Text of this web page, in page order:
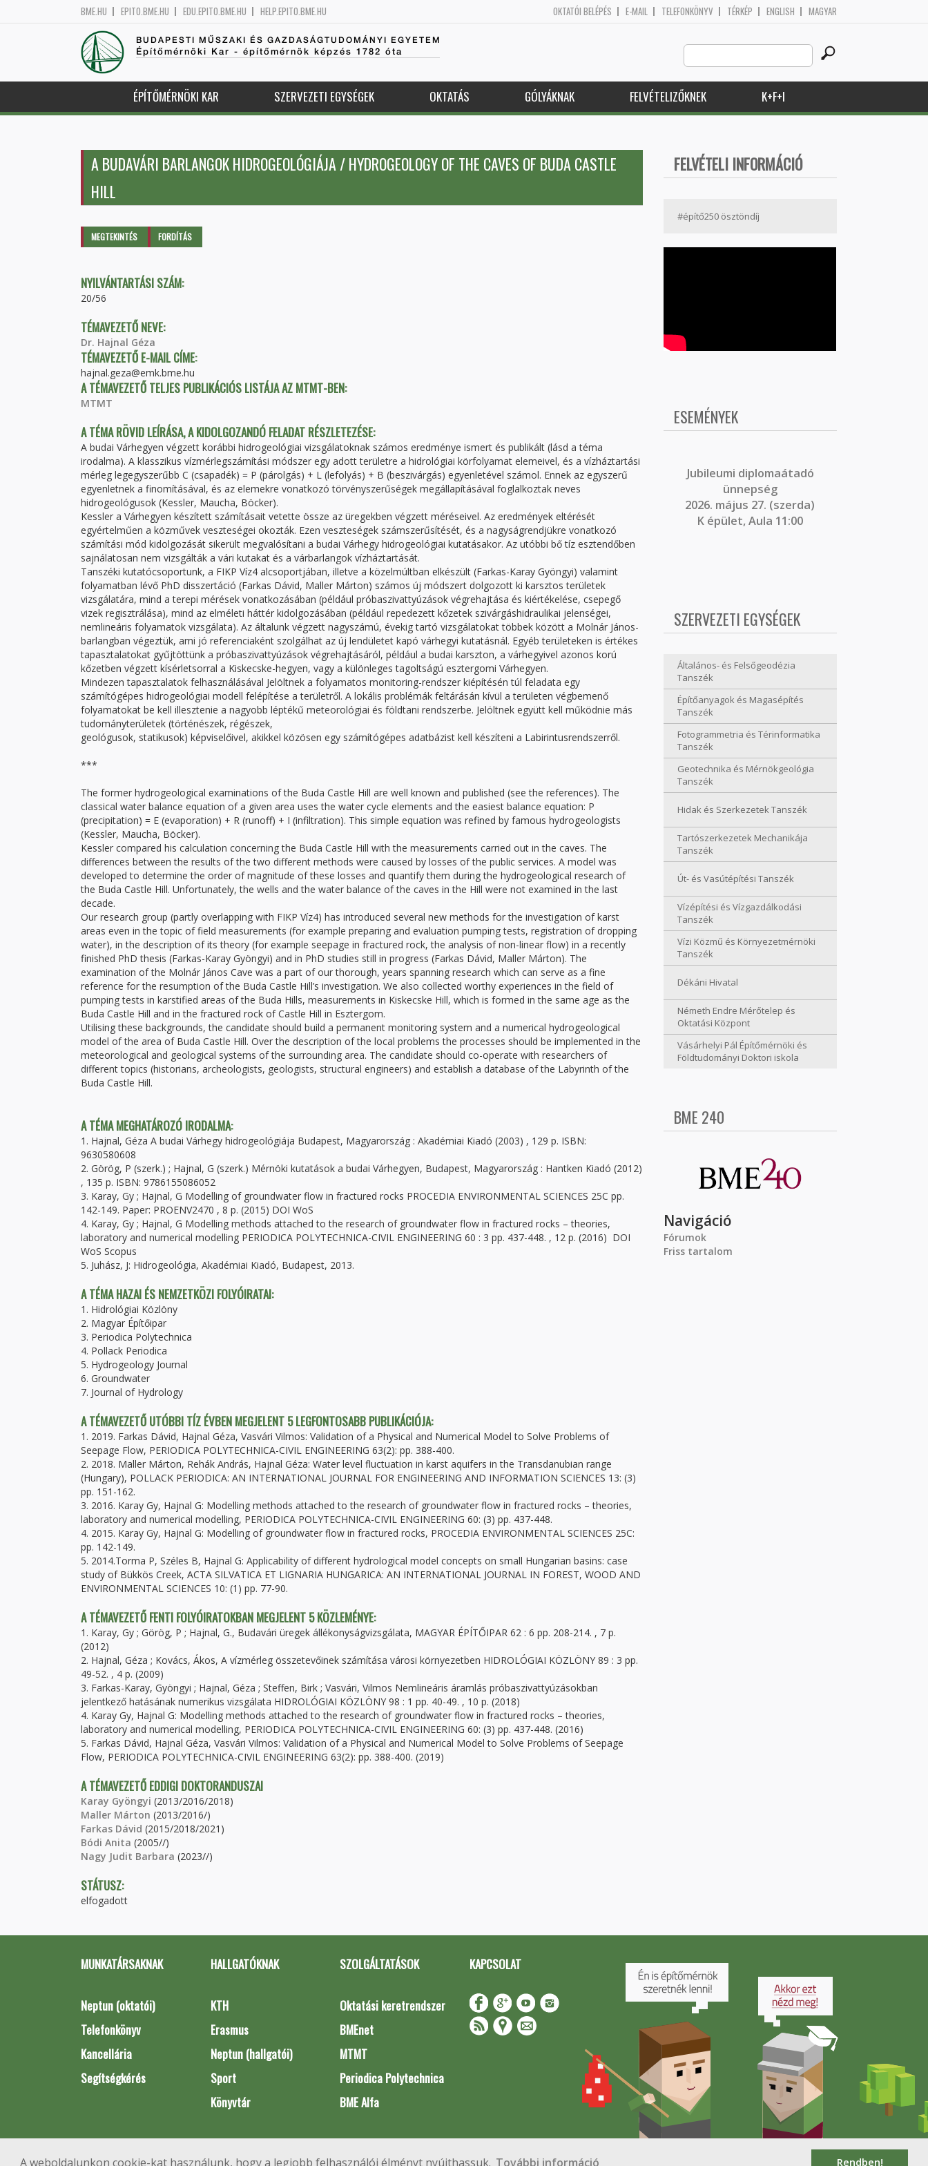
A weboldalunkon cookie-kat használunk, hogy a legjobb felhasználói élményt nyújthassuk. További információ Rendben!
BME.HU EPITO.BME.HU EDU.EPITO.BME.HU HELP.EPITO.BME.HU OKTATÓI BELÉPÉS E-MAIL TELEFONKÖNYV TÉRKÉP ENGLISH MAGYAR
BUDAPESTI MŰSZAKI ÉS GAZDASÁGTUDOMÁNYI EGYETEM
Építőmérnöki Kar - építőmérnök képzés 1782 óta
Search
this
site
ÉPÍTŐMÉRNÖKI KAR SZERVEZETI EGYSÉGEK OKTATÁS GÓLYÁKNAK FELVÉTELIZŐKNEK K+F+I
A BUDAVÁRI BARLANGOK HIDROGEOLÓGIÁJA / HYDROGEOLOGY OF THE CAVES OF BUDA CASTLE
HILL
Elsődleges fülek
MEGTEKINTÉS (AKTÍVFORDÍTÁS
NYILVÁNTARTÁSI SZÁM:
20/56
TÉMAVEZETŐ NEVE:
Dr. Hajnal Géza
TÉMAVEZETŐ E-MAIL CÍME:
hajnal.geza@emk.bme.hu
A TÉMAVEZETŐ TELJES PUBLIKÁCIÓS LISTÁJA AZ MTMT-BEN:
MTMT
A TÉMA RÖVID LEÍRÁSA, A KIDOLGOZANDÓ FELADAT RÉSZLETEZÉSE:
A budai Várhegyen végzett korábbi hidrogeológiai vizsgálatoknak számos eredménye ismert és publikált (lásd a téma
irodalma). A klasszikus vízmérlegszámítási módszer egy adott területre a hidrológiai körfolyamat elemeivel, és a vízháztartási
mérleg legegyszerűbb C (csapadék) = P (párolgás) + L (lefolyás) + B (beszivárgás) egyenletével számol. Ennek az egyszerű
egyenletnek a finomításával, és az elemekre vonatkozó törvényszerűségek megállapításával foglalkoztak neves
hidrogeológusok (Kessler, Maucha, Böcker).
Kessler a Várhegyen készített számításait vetette össze az üregekben végzett méréseivel. Az eredmények eltérését
egyértelműen a közművek veszteségei okozták. Ezen veszteségek számszerűsítését, és a nagyságrendjükre vonatkozó
számítási mód kidolgozását sikerült megvalósítani a budai Várhegy hidrogeológiai kutatásakor. Az utóbbi bő tíz esztendőben
sajnálatosan nem vizsgálták a vári kutakat és a várbarlangok vízháztartását.
Tanszéki kutatócsoportunk, a FIKP Víz4 alcsoportjában, illetve a közelmúltban elkészült (Farkas-Karay Gyöngyi) valamint
folyamatban lévő PhD disszertáció (Farkas Dávid, Maller Márton) számos új módszert dolgozott ki karsztos területek
vizsgálatára, mind a terepi mérések vonatkozásában (például próbaszivattyúzások végrehajtása és kiértékelése, csepegő
vizek regisztrálása), mind az elméleti háttér kidolgozásában (például repedezett kőzetek szivárgáshidraulikai jelenségei,
nemlineáris folyamatok vizsgálata). Az általunk végzett nagyszámú, évekig tartó vizsgálatokat többek között a Molnár János-
barlangban végeztük, ami jó referenciaként szolgálhat az új lendületet kapó várhegyi kutatásnál. Egyéb területeken is értékes
tapasztalatokat gyűjtöttünk a próbaszivattyúzások végrehajtásáról, például a budai karszton, a várhegyivel azonos korú
kőzetben végzett kísérletsorral a Kiskecske-hegyen, vagy a különleges tagoltságú esztergomi Várhegyen.
Mindezen tapasztalatok felhasználásával Jelöltnek a folyamatos monitoring-rendszer kiépítésén túl feladata egy
számítógépes hidrogeológiai modell felépítése a területről. A lokális problémák feltárásán kívül a területen végbemenő
folyamatokat be kell illesztenie a nagyobb léptékű meteorológiai és földtani rendszerbe. Jelöltnek együtt kell működnie más
tudományterületek (történészek, régészek,
geológusok, statikusok) képviselőivel, akikkel közösen egy számítógépes adatbázist kell készíteni a Labirintusrendszerről.
***
The former hydrogeological examinations of the Buda Castle Hill are well known and published (see the references). The
classical water balance equation of a given area uses the water cycle elements and the easiest balance equation: P
(precipitation) = E (evaporation) + R (runoff) + I (infiltration). This simple equation was refined by famous hydrogeologists
(Kessler, Maucha, Böcker).
Kessler compared his calculation concerning the Buda Castle Hill with the measurements carried out in the caves. The
differences between the results of the two different methods were caused by losses of the public services. A model was
developed to determine the order of magnitude of these losses and quantify them during the hydrogeological research of
the Buda Castle Hill. Unfortunately, the wells and the water balance of the caves in the Hill were not examined in the last
decade.
Our research group (partly overlapping with FIKP Víz4) has introduced several new methods for the investigation of karst
areas even in the topic of field measurements (for example preparing and evaluation pumping tests, registration of dropping
water), in the description of its theory (for example seepage in fractured rock, the analysis of non-linear flow) in a recently
finished PhD thesis (Farkas-Karay Gyöngyi) and in PhD studies still in progress (Farkas Dávid, Maller Márton). The
examination of the Molnár János Cave was a part of our thorough, years spanning research which can serve as a fine
reference for the resumption of the Buda Castle Hill’s investigation. We also collected worthy experiences in the field of
pumping tests in karstified areas of the Buda Hills, measurements in Kiskecske Hill, which is formed in the same age as the
Buda Castle Hill and in the fractured rock of Castle Hill in Esztergom.
Utilising these backgrounds, the candidate should build a permanent monitoring system and a numerical hydrogeological
model of the area of Buda Castle Hill. Over the description of the local problems the processes should be implemented in the
meteorological and geological systems of the surrounding area. The candidate should co-operate with researchers of
different topics (historians, archeologists, geologists, structural engineers) and establish a database of the Labyrinth of the
Buda Castle Hill.
A TÉMA MEGHATÁROZÓ IRODALMA:
1. Hajnal, Géza A budai Várhegy hidrogeológiája Budapest, Magyarország : Akadémiai Kiadó (2003) , 129 p. ISBN:
9630580608
2. Görög, P (szerk.) ; Hajnal, G (szerk.) Mérnöki kutatások a budai Várhegyen, Budapest, Magyarország : Hantken Kiadó (2012)
, 135 p. ISBN: 9786155086052
3. Karay, Gy ; Hajnal, G Modelling of groundwater flow in fractured rocks PROCEDIA ENVIRONMENTAL SCIENCES 25C pp.
142-149. Paper: PROENV2470 , 8 p. (2015) DOI WoS
4. Karay, Gy ; Hajnal, G Modelling methods attached to the research of groundwater flow in fractured rocks – theories,
laboratory and numerical modelling PERIODICA POLYTECHNICA-CIVIL ENGINEERING 60 : 3 pp. 437-448. , 12 p. (2016) DOI
WoS Scopus
5. Juhász, J: Hidrogeológia, Akadémiai Kiadó, Budapest, 2013.
A TÉMA HAZAI ÉS NEMZETKÖZI FOLYÓIRATAI:
1. Hidrológiai Közlöny
2. Magyar Építőipar
3. Periodica Polytechnica
4. Pollack Periodica
5. Hydrogeology Journal
6. Groundwater
7. Journal of Hydrology
A TÉMAVEZETŐ UTÓBBI TÍZ ÉVBEN MEGJELENT 5 LEGFONTOSABB PUBLIKÁCIÓJA:
1. 2019. Farkas Dávid, Hajnal Géza, Vasvári Vilmos: Validation of a Physical and Numerical Model to Solve Problems of
Seepage Flow, PERIODICA POLYTECHNICA-CIVIL ENGINEERING 63(2): pp. 388-400.
2. 2018. Maller Márton, Rehák András, Hajnal Géza: Water level fluctuation in karst aquifers in the Transdanubian range
(Hungary), POLLACK PERIODICA: AN INTERNATIONAL JOURNAL FOR ENGINEERING AND INFORMATION SCIENCES 13: (3)
pp. 151-162.
3. 2016. Karay Gy, Hajnal G: Modelling methods attached to the research of groundwater flow in fractured rocks – theories,
laboratory and numerical modelling, PERIODICA POLYTECHNICA-CIVIL ENGINEERING 60: (3) pp. 437-448.
4. 2015. Karay Gy, Hajnal G: Modelling of groundwater flow in fractured rocks, PROCEDIA ENVIRONMENTAL SCIENCES 25C:
pp. 142-149.
5. 2014.Torma P, Széles B, Hajnal G: Applicability of different hydrological model concepts on small Hungarian basins: case
study of Bükkös Creek, ACTA SILVATICA ET LIGNARIA HUNGARICA: AN INTERNATIONAL JOURNAL IN FOREST, WOOD AND
ENVIRONMENTAL SCIENCES 10: (1) pp. 77-90.
A TÉMAVEZETŐ FENTI FOLYÓIRATOKBAN MEGJELENT 5 KÖZLEMÉNYE:
1. Karay, Gy ; Görög, P ; Hajnal, G., Budavári üregek állékonyságvizsgálata, MAGYAR ÉPÍTŐIPAR 62 : 6 pp. 208-214. , 7 p.
(2012)
2. Hajnal, Géza ; Kovács, Ákos, A vízmérleg összetevőinek számítása városi környezetben HIDROLÓGIAI KÖZLÖNY 89 : 3 pp.
49-52. , 4 p. (2009)
3. Farkas-Karay, Gyöngyi ; Hajnal, Géza ; Steffen, Birk ; Vasvári, Vilmos Nemlineáris áramlás próbaszivattyúzásokban
jelentkező hatásának numerikus vizsgálata HIDROLÓGIAI KÖZLÖNY 98 : 1 pp. 40-49. , 10 p. (2018)
4. Karay Gy, Hajnal G: Modelling methods attached to the research of groundwater flow in fractured rocks – theories,
laboratory and numerical modelling, PERIODICA POLYTECHNICA-CIVIL ENGINEERING 60: (3) pp. 437-448. (2016)
5. Farkas Dávid, Hajnal Géza, Vasvári Vilmos: Validation of a Physical and Numerical Model to Solve Problems of Seepage
Flow, PERIODICA POLYTECHNICA-CIVIL ENGINEERING 63(2): pp. 388-400. (2019)
A TÉMAVEZETŐ EDDIGI DOKTORANDUSZAI
Karay Gyöngyi (2013/2016/2018)
Maller Márton (2013/2016/)
Farkas Dávid (2015/2018/2021)
Bódi Anita (2005//)
Nagy Judit Barbara (2023//)
STÁTUSZ:
elfogadott
FELVÉTELI INFORMÁCIÓ
#építő250 ösztöndíj
ESEMÉNYEK
Jubileumi diplomaátadó
ünnepség
2026. május 27. (szerda)
K épület, Aula 11:00
SZERVEZETI EGYSÉGEK
Általános- és Felsőgeodézia
Tanszék
Építőanyagok és Magasépítés
Tanszék
Fotogrammetria és Térinformatika
Tanszék
Geotechnika és Mérnökgeológia
Tanszék
Hidak és Szerkezetek Tanszék
Tartószerkezetek Mechanikája
Tanszék
Út- és Vasútépítési Tanszék
Vízépítési és Vízgazdálkodási
Tanszék
Vízi Közmű és Környezetmérnöki
Tanszék
Dékáni Hivatal
Németh Endre Mérőtelep és
Oktatási Központ
Vásárhelyi Pál Építőmérnöki és
Földtudományi Doktori iskola
BME 240
Navigáció
Fórumok
Friss tartalom
MUNKATÁRSAKNAK
Neptun (oktatói)
Telefonkönyv
Kancellária
Segítségkérés
HALLGATÓKNAK
KTH
Erasmus
Neptun (hallgatói)
Sport
Könyvtár
SZOLGÁLTATÁSOK
Oktatási keretrendszer
BMEnet
MTMT
Periodica Polytechnica
BME Alfa
KAPCSOLAT
Impresszum Copyright © 2020 BME Építőmérnöki Kar